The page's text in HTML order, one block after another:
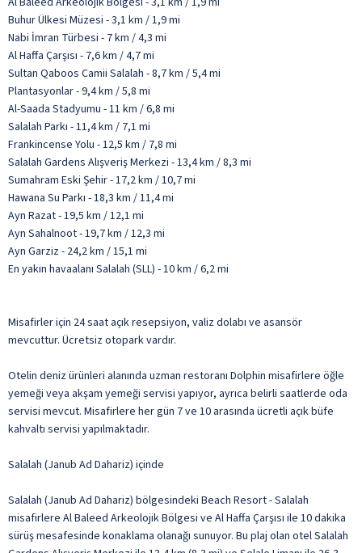
Buhur Ülkesi Müzesi - 3,1 km / 1,9 mi
Nabi İmran Türbesi - 7 km / 4,3 mi
Al Haffa Çarşısı - 7,6 km / 4,7 mi
Sultan Qaboos Camii Salalah - 8,7 km / 5,4 mi
Plantasyonlar - 9,4 km / 5,8 mi
Al-Saada Stadyumu - 11 km / 6,8 mi
Salalah Parkı - 11,4 km / 7,1 mi
Frankincense Yolu - 12,5 km / 7,8 mi
Salalah Gardens Alışveriş Merkezi - 13,4 km / 8,3 mi
Sumahram Eski Şehir - 17,2 km / 10,7 mi
Hawana Su Parkı - 18,3 km / 11,4 mi
Ayn Razat - 19,5 km / 12,1 mi
Ayn Sahalnoot - 19,7 km / 12,3 mi
Ayn Garziz - 24,2 km / 15,1 mi
En yakın havaalanı Salalah (SLL) - 10 km / 6,2 mi
Misafirler için 24 saat açık resepsiyon, valiz dolabı ve asansör
mevcuttur. Ücretsiz otopark vardır.
Otelin deniz ürünleri alanında uzman restoranı Dolphin misafirlere öğle
yemeği veya akşam yemeği servisi yapıyor, ayrıca belirli saatlerde oda
servisi mevcut. Misafirlere her gün 7 ve 10 arasında ücretli açık büfe
kahvaltı servisi yapılmaktadır.
Salalah (Janub Ad Dahariz) içinde
Salalah (Janub Ad Dahariz) bölgesindeki Beach Resort - Salalah
misafirlere Al Baleed Arkeolojik Bölgesi ve Al Haffa Çarşısı ile 10 dakika
sürüş mesafesinde konaklama olanağı sunuyor. Bu plaj olan otel Salalah